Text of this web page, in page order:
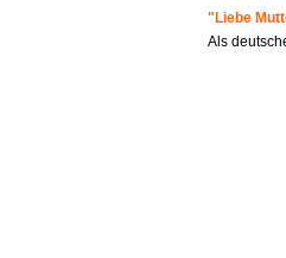
"Liebe
Als